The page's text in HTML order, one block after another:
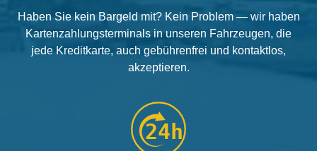
Haben Sie kein Bargeld mit? Kein Problem — wir haben
Kartenzahlungsterminals in unseren Fahrzeugen, die
jede Kreditkarte, auch gebührenfrei und kontaktlos,
akzeptieren.
24h